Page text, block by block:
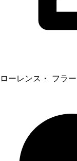
ローレンス・ フラー